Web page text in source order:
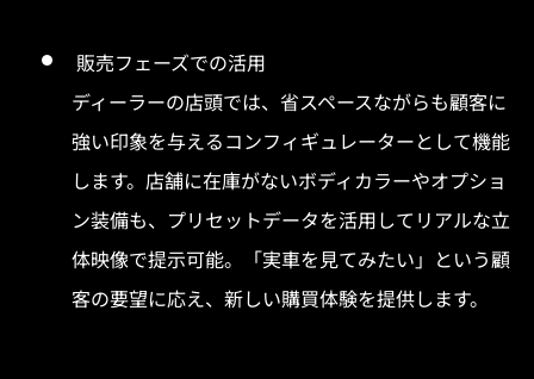
販売フェーズでの活用
ディーラーの店頭では、省スペースながらも顧客に
強い印象を与えるコンフィギュレーターとして機能
します。店舗に在庫がないボディカラーやオプショ
ン装備も、プリセットデータを活用してリアルな立
体映像で提示可能。「実車を見てみたい」という顧
客の要望に応え、新しい購買体験を提供します。